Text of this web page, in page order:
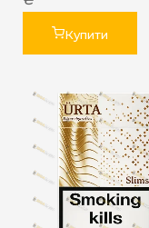
Купити